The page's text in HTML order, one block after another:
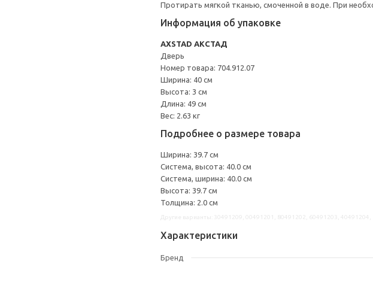
Протирать мягкой тканью, смоченной в воде. При
Информация об упаковке
AXSTAD АКСТАД
Дверь
Номер товара: 704.912.07
Ширина: 40 см
Высота: 3 см
Длина: 49 см
Вес: 2.63 кг
Подробнее о размере товара
Ширина: 39.7 см
Система, высота: 40.0 см
Система, ширина: 40.0 см
Высота: 39.7 см
Толщина: 2.0 см
Характеристики
Бренд